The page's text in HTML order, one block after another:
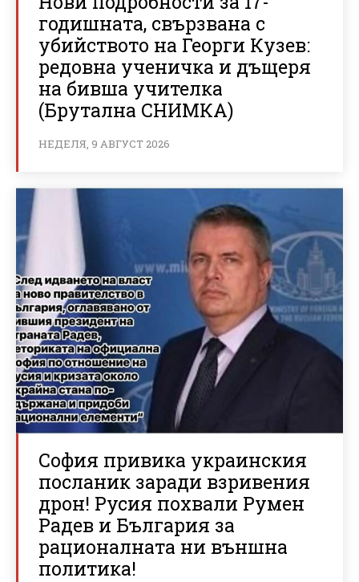
годишната, свързвана с
убийството на Георги Кузев:
редовна ученичка и дъщеря
на бивша учителка
(Брутална СНИМКА)
НЕДЕЛЯ, 9 АВГУСТ 2026
София привика украинския
посланик заради взривения
дрон! Русия похвали Румен
Радев и България за
рационалната ни външна
политика!